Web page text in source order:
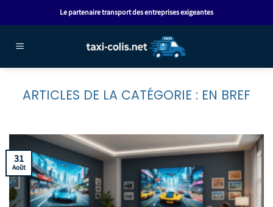
au
Le partenaire transport des entreprises exigeantes
EN BREF
31
Août